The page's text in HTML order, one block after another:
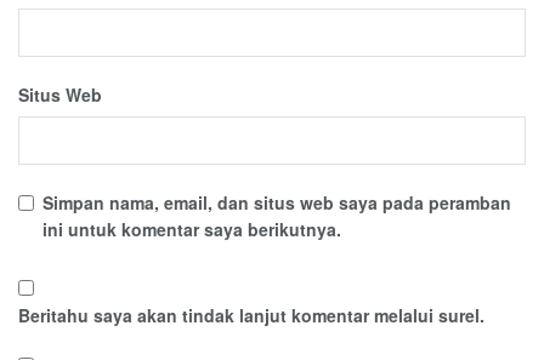
Situs Web
Simpan nama, email, dan situs web saya pada peramban
ini untuk komentar saya berikutnya.
Beritahu saya akan tindak lanjut komentar melalui surel.